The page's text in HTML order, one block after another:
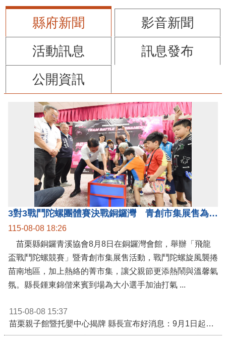
縣府新聞
影音新聞
活動訊息
訊息發布
公開資訊
3對3戰鬥陀螺團體賽決戰銅鑼灣 青創市集展售為父親節增添繽紛
115-08-08 18:26
苗栗縣銅鑼青溪協會8月8日在銅鑼灣會館，舉辦「飛龍
盃戰鬥陀螺競賽」暨青創市集展售活動，戰鬥陀螺旋風襲捲
苗南地區，加上熱絡的菁市集，讓父親節更添熱鬧與溫馨氣
氛。縣長鍾東錦偕來賓到場為大小選手加油打氣 ...
115-08-08 15:37
苗栗親子館暨托嬰中心揭牌 縣長宣布好消息：9月1日起調降臨時托嬰費用